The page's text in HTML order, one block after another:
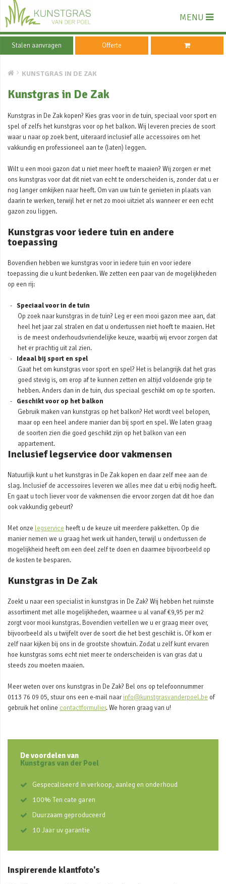
MENU
Stalen aanvragen Offerte
KUNSTGRAS IN DE ZAK
Kunstgras in De Zak
Kunstgras in De Zak kopen? Kies gras voor in de tuin, speciaal voor sport en
spel of zelfs het kunstgras voor op het balkon. Wij leveren precies de soort
waar u naar op zoek bent, uiteraard inclusief alle accessoires om het
vakkundig en professioneel aan te (laten) leggen.
Wilt u een mooi gazon dat u niet meer hoeft te maaien? Wij zorgen er met
ons kunstgras voor dat dit niet van echt te onderscheiden is, zonder dat u er
nog langer omkijken naar heeft. Om van uw tuin te genieten in plaats van
daarin te werken, terwijl het er net zo mooi uitziet als wanneer er een echt
gazon zou liggen.
Kunstgras voor iedere tuin en andere
toepassing
Bovendien hebben we kunstgras voor in iedere tuin en voor iedere
toepassing die u kunt bedenken. We zetten een paar van de mogelijkheden
op een rij:
Speciaal voor in de tuin
Op zoek naar kunstgras in de tuin? Leg er een mooi gazon mee aan, dat
heel het jaar zal stralen en dat u ondertussen niet hoeft te maaien. Het
is de meest onderhoudsvriendelijke keuze, waarbij wij ervoor zorgen dat
het er prachtig uit zal zien.
Ideaal bij sport en spel
Gaat het om kunstgras voor sport en spel? Het is belangrijk dat het gras
goed stevig is, om erop af te kunnen zetten en altijd voldoende grip te
hebben. Anders dan in de tuin, dus speciaal geschikt om op te sporten.
Geschikt voor op het balkon
Gebruik maken van kunstgras op het balkon? Het wordt veel belopen,
maar op een heel andere manier dan bij sport en spel. We laten graag
de soorten zien die goed geschikt zijn op het balkon van een
appartement.
Inclusief legservice door vakmensen
Natuurlijk kunt u het kunstgras in De Zak kopen en daar zelf mee aan de
slag. Inclusief de accessoires leveren we alles mee dat u erbij nodig heeft.
En gaat u toch liever voor de vakmensen die ervoor zorgen dat dit hoe dan
ook vakkundig gebeurt?
Met onze legservice heeft u de keuze uit meerdere pakketten. Op die
manier nemen we u graag het werk uit handen, terwijl u ondertussen de
mogelijkheid heeft om een deel zelf te doen en daarmee bijvoorbeeld op
de kosten te besparen.
Kunstgras in De Zak
Zoekt u naar een specialist in kunstgras in De Zak? Wij hebben het ruimste
assortiment met alle mogelijkheden, waarmee u al vanaf €9,95 per m2
zorgt voor mooi kunstgras. Bovendien vertellen we u er graag meer over,
bijvoorbeeld als u twijfelt over de soort die het best geschikt is. Of kom er
zelf naar kijken bij ons in de grootste showtuin. Zodat u zelf kunt ervaren
hoe kunstgras soms echt niet meer te onderscheiden is van gras dat u
steeds zou moeten maaien.
Meer weten over ons kunstgras in De Zak? Bel ons op telefoonnummer
0113 76 09 05, stuur ons een e-mail naarinfo@kunstgrasvanderpoel.be of
gebruik het online contactformulier. We horen graag van u!
De voordelen van
Kunstgras van der Poel
Gespecaliseerd in verkoop, aanleg en onderhoud
100% Ten cate garen
Duurzaam geproduceerd
10 Jaar uv garantie
Inspirerende klantfoto's